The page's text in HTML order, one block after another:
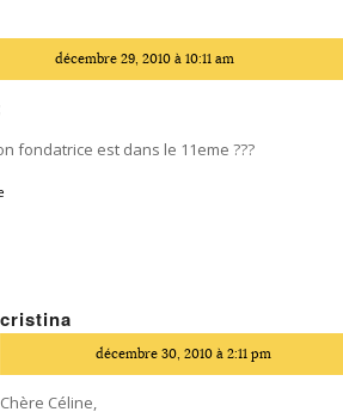
décembre 29, 2010 à 10:11 am
fondatrice est dans le 11eme ???
cristina
décembre 30, 2010 à 2:11 pm
Chère Céline,